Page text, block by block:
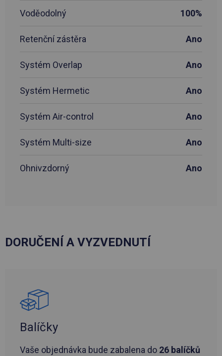
Voděodolný 100%
Retenční zástěra Ano
Systém Overlap Ano
Systém Hermetic Ano
Systém Air-control Ano
Systém Multi-size Ano
Ohnivzdorný Ano
DORUČENÍ A VYZVEDNUTÍ
Balíčky
Vaše objednávka bude zabalena do 26 balíčků